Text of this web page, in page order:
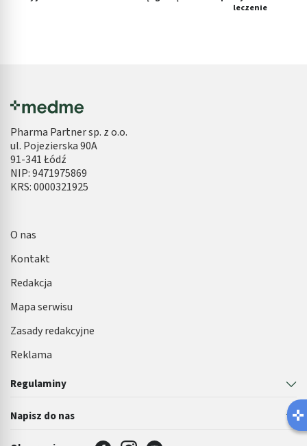
leczenie
Pharma Partner sp. z o.o.
ul. Pojezierska 90A
91-341 Łódź
NIP: 9471975869
KRS: 0000321925
Regulaminy
Napisz do nas
O nas
Kontakt
Redakcja
Mapa serwisu
Zasady redakcyjne
Reklama